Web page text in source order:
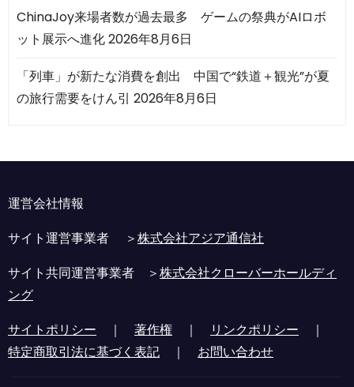
ChinaJoy来場者数が過去最多 ゲームの祭典がAIロボ
ット展示へ進化2026年8月6日
「列車」が新たな消費を創出 中国で“鉄道＋観光”が夏
の旅行需要をけん引 2026年8月6日
運営会社情報
サイト運営事業者 ＞株式会社アジア通信社
サイト共同運営事業者 ＞株式会社クローバーホールディ
ング
サイトポリシー ｜ 著作権 ｜ リンクポリシー ｜
特定商取引法に基づく表記 ｜ お問い合わせ